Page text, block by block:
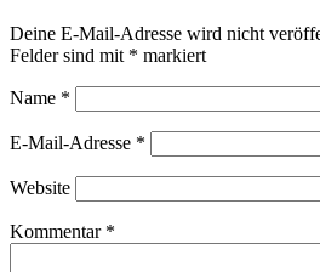
Deine E-Mail-Adresse wird nicht
Felder sind mit * markiert
Name *
E-Mail-Adresse *
Website
Kommentar *